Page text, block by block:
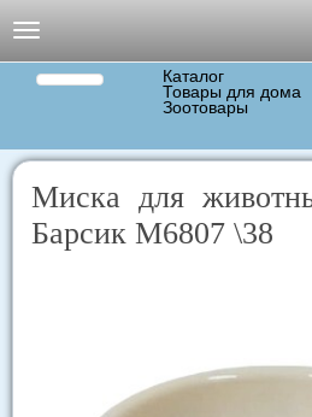
Навигация
Каталог
Товары для дома
Зоотовары
Миска для
Барсик М6807 \38